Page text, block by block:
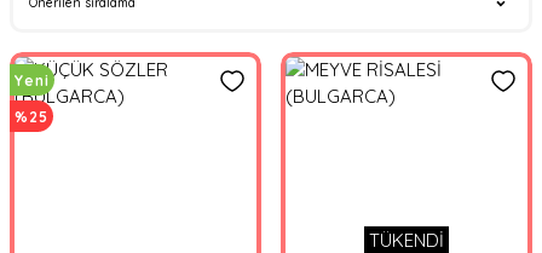
Yeni
%25
TÜKENDİ